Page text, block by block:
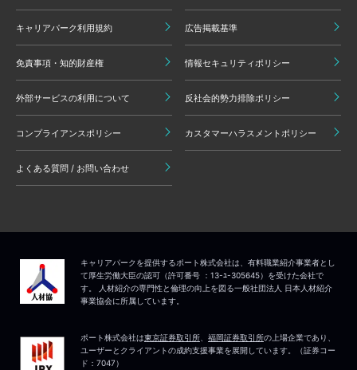
キャリアパーク利用規約 広告掲載基準
免責事項・知的財産権 情報セキュリティポリシー
外部サービスの利用について 反社会的勢力排除ポリシー
コンプライアンスポリシー カスタマーハラスメントポリシー
よくある質問 / お問い合わせ